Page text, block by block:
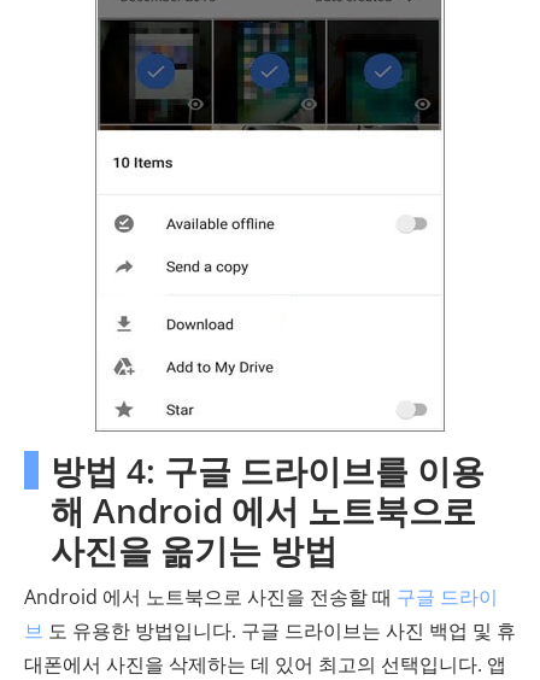
방법 4: 구글 드라이브를 이용
해 Android 에서 노트북으로
사진을 옮기는 방법
Android 에서 노트북으로 사진을 전송할 때 구글 드라이
브 도 유용한 방법입니다. 구글 드라이브는 사진 백업 및 휴
대폰에서 사진을 삭제하는 데 있어 최고의 선택입니다. 앱